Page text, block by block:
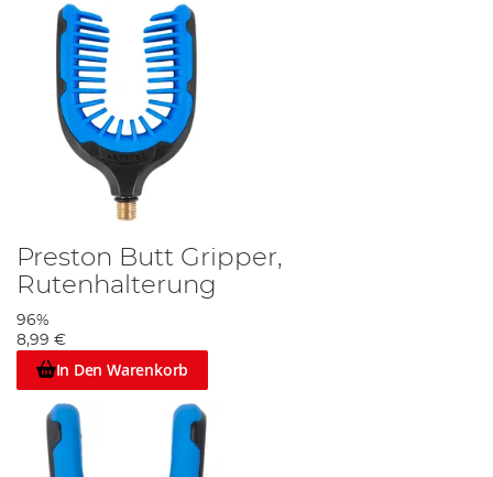
Preston Butt Gripper,
Rutenhalterung
96%
8,99 €
In Den Warenkorb